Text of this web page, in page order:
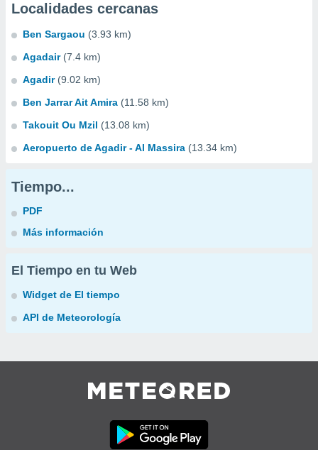
Localidades cercanas
Ben Sargaou (3.93 km)
Agadair (7.4 km)
Agadir (9.02 km)
Ben Jarrar Ait Amira (11.58 km)
Takouit Ou Mzil (13.08 km)
Aeropuerto de Agadir - Al Massira (13.34 km)
Tiempo...
PDF
Más información
El Tiempo en tu Web
Widget de El tiempo
API de Meteorología